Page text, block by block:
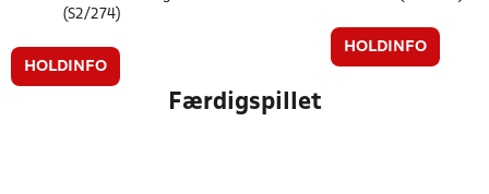
(S2/274)
HOLDINFO
HOLDINFO
Færdigspillet